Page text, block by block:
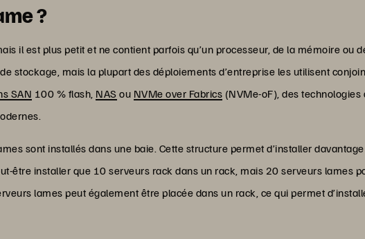
?
il est plus petit et ne contient parfois qu’un processeur, de la mémoire ou
stockage, mais la plupart des déploiements d’entreprise les utilisent
SAN 100 % flash, NAS ou NVMe over Fabrics (NVMe-oF), des technologies
sont installés dans une baie. Cette structure permet d’installer
être installer que 10 serveurs rack dans un rack, mais 20 serveurs lames
lames peut également être placée dans un rack, ce qui permet